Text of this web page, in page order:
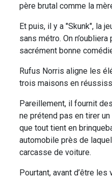
père brutal comme la
Et puis, il y a "Skunk", la
sans métro. On
sacrément bonne
Rufus Norris aligne les
trois maisons en
Pareillement, il fournit
ne prétend pas en tirer
que tout tient en
automobile près de
carcasse de voiture.
Pourtant, avant d’être